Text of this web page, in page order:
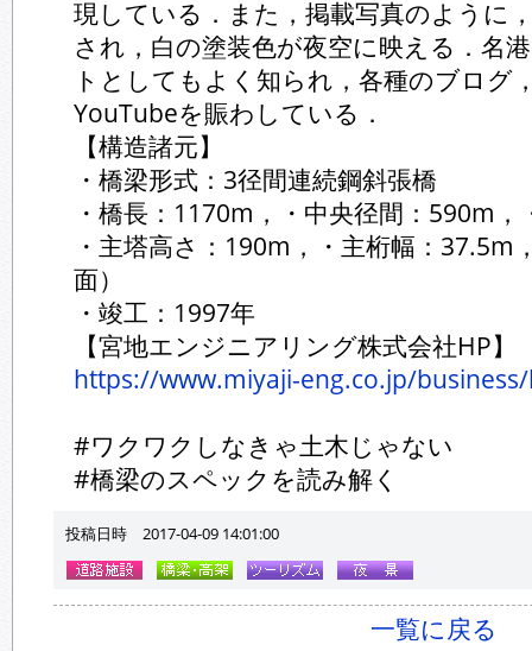
現している．また，掲載写真のように
され，白の塗装色が夜空に映える．名
トとしてもよく知られ，各種のブログ
YouTubeを賑わしている．
【構造諸元】
・橋梁形式：3径間連続鋼斜張橋
・橋長：1170m，・中央径間：590m
・主塔高さ：190m，・主桁幅：37.5m
面）
・竣工：1997年
【宮地エンジニアリング株式会社HP】
https://www.miyaji-eng.co.jp/
#ワクワクしなきゃ土木じゃない
#橋梁のスペックを読み解く
投稿日時 2017-04-09 14:01:00
一覧に戻る